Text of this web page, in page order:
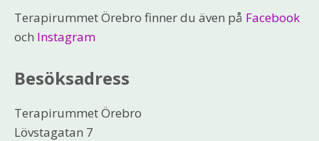
Terapirummet Örebro finner du även på Facebook
och Instagram
Besöksadress
Terapirummet Örebro
Lövstagatan 7